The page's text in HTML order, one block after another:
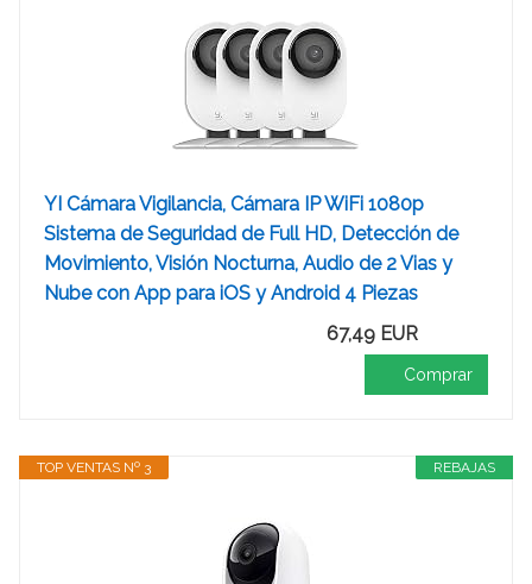
YI Cámara Vigilancia, Cámara IP WiFi 1080p
Sistema de Seguridad de Full HD, Detección de
Movimiento, Visión Nocturna, Audio de 2 Vias y
Nube con App para iOS y Android 4 Piezas
67,49 EUR
Comprar
REBAJAS
TOP VENTAS Nº 3